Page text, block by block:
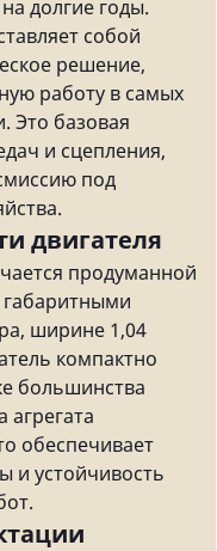
долгие годы.
собой
решение,
работу в самых
Это базовая
и сцепления,
под
двигателя
продуманной
ширине 1,04
компактно
большинства
агрегата
обеспечивает
и устойчивость